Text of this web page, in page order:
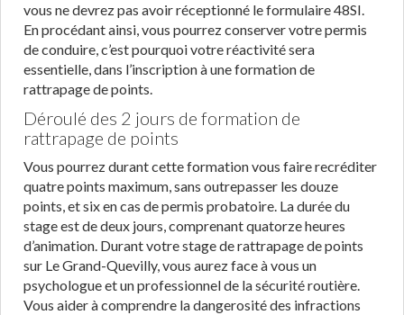
vous ne devrez pas avoir réceptionné le formulaire 48SI.
En procédant ainsi, vous pourrez conserver votre permis
de conduire, c’est pourquoi votre réactivité sera
essentielle, dans l’inscription à une formation de
rattrapage de points.
Déroulé des 2 jours de formation de
rattrapage de points
Vous pourrez durant cette formation vous faire recréditer
quatre points maximum, sans outrepasser les douze
points, et six en cas de permis probatoire. La durée du
stage est de deux jours, comprenant quatorze heures
d’animation. Durant votre stage de rattrapage de points
sur Le Grand-Quevilly, vous aurez face à vous un
psychologue et un professionnel de la sécurité routière.
Vous aider à comprendre la dangerosité des infractions